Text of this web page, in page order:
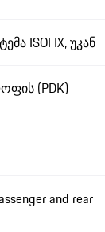
ISOFIX, უკან
(PDK)
and rear